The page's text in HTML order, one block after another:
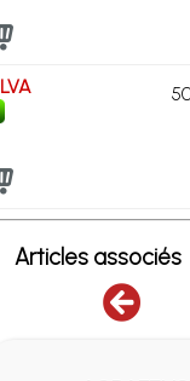
Articles associés